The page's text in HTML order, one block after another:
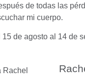
de todas las
mi cuerpo.
de agosto al 14 de